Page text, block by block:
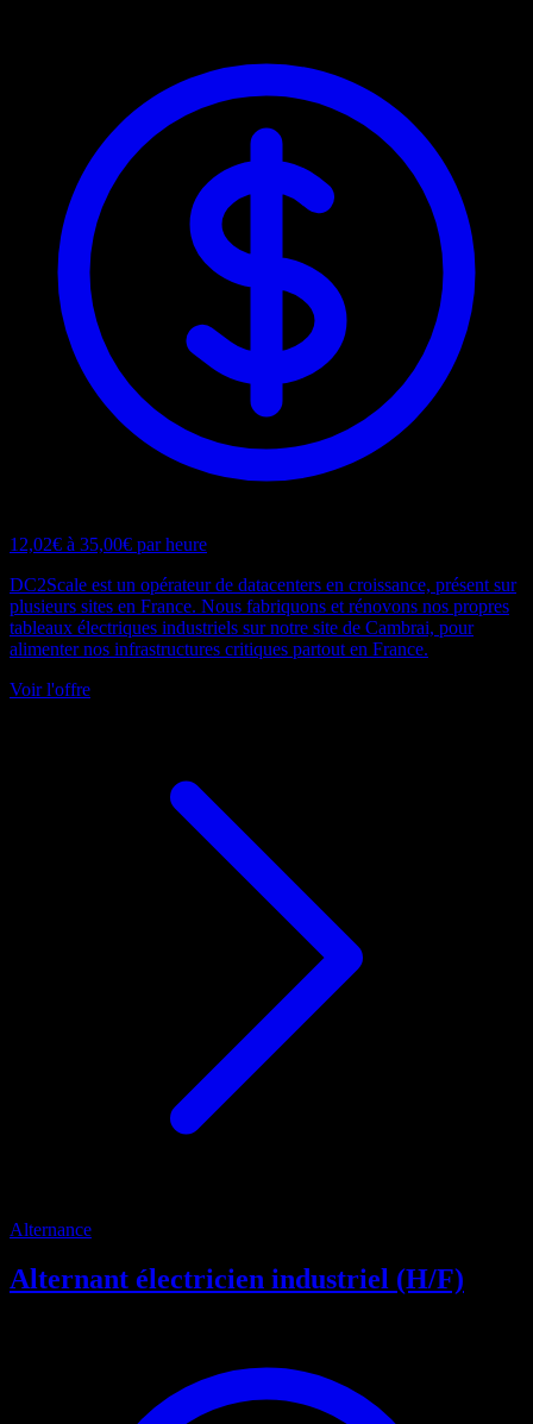
12,02€ à 35,00€ par heure
DC2Scale est un opérateur de datacenters en croissance, présent sur
plusieurs sites en France. Nous fabriquons et rénovons nos propres
tableaux électriques industriels sur notre site de Cambrai, pour
alimenter nos infrastructures critiques partout en France.
Voir l'offre
Alternance
Alternant électricien industriel (H/F)